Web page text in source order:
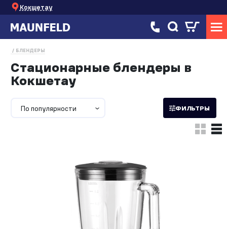
Кокшетау
БЛЕНДЕРЫ
Стационарные блендеры в
Кокшетау
По популярности ФИЛЬТРЫ